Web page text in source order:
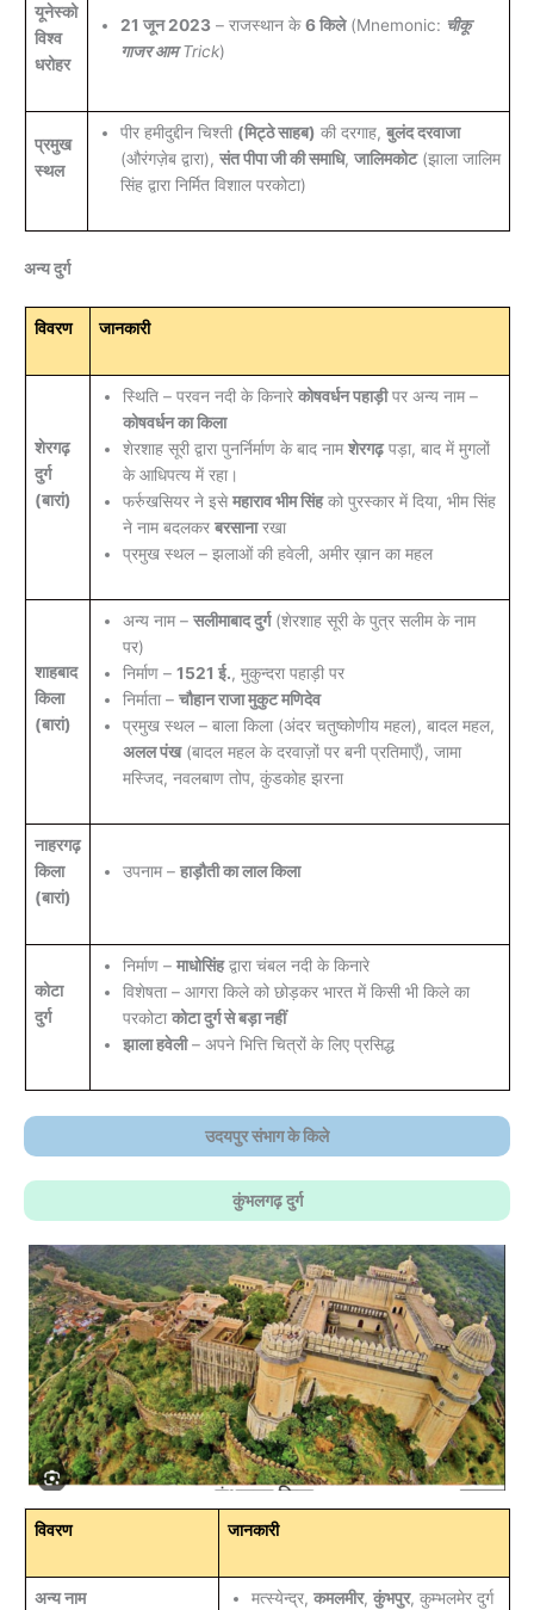
यूनेस्को
विश्व
धरोहर
21 जून 2023– राजस्थान के6 किले(Mnemonic: चीकू
गाजर आमTrick)
प्रमुख
स्थल
पीर हमीदुद्दीन चिश्ती (मिट्ठे साहब) की दरगाह, बुलंद दरवाजा
(औरंगज़ेब द्वारा), संत पीपा जी की समाधि, जालिमकोट(झाला जालिम
सिंह द्वारा निर्मित विशाल परकोटा)
अन्य दुर्ग
विवरण जानकारी
शेरगढ़
दुर्ग
(बारां)
स्थिति – परवन नदी के किनारे कोषवर्धन पहाड़ीपर अन्य नाम –
कोषवर्धन का किला
शेरशाह सूरी द्वारा पुनर्निर्माण के बाद नामशेरगढ़पड़ा, बाद में मुगलों
के आधिपत्य में रहा।
फर्रुखसियर ने इसेमहाराव भीम सिंहको पुरस्कार में दिया, भीम सिंह
ने नाम बदलकर बरसानारखा
प्रमुख स्थल – झलाओं की हवेली, अमीर ख़ान का महल
शाहबाद
किला
(बारां)
अन्य नाम – सलीमाबाद दुर्ग(शेरशाह सूरी के पुत्र सलीम के नाम
पर)
निर्माण – 1521 ई., मुकुन्दरा पहाड़ी पर
निर्माता – चौहान राजा मुकुट मणिदेव
प्रमुख स्थल – बाला किला (अंदर चतुष्कोणीय महल), बादल महल,
अलल पंख(बादल महल के दरवाज़ों पर बनी प्रतिमाएँ), जामा
मस्जिद, नवलबाण तोप, कुंडकोह झरना
नाहरगढ़
किला
(बारां)
उपनाम – हाड़ौती का लाल किला
कोटा
दुर्ग
निर्माण – माधोसिंहद्वारा चंबल नदी के किनारे
विशेषता – आगरा किले को छोड़कर भारत में किसी भी किले का
परकोटा कोटा दुर्ग से बड़ा नहीं
झाला हवेली– अपने भित्ति चित्रों के लिए प्रसिद्ध
उदयपुर संभाग के किले
कुंभलगढ़ दुर्ग
विवरण जानकारी
अन्य नाम मत्स्येन्द्र, कमलमीर, कुंभपुर, कुम्भलमेर दुर्ग